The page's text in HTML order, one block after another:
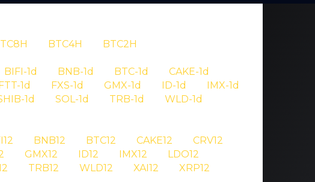
BTC4H
BTC2H
BIFI-1d BNB-1d BTC-1d
CAKE-1d
1d FXS-1d GMX-1d ID-1d
IMX-1d
1d SOL-1d TRB-1d
WLD-1d
BNB12 BTC12 CAKE12
CRV12
GMX12 ID12 IMX12
LDO12
TRB12 WLD12 XAI12
XRP12
о сигнале криптовалют